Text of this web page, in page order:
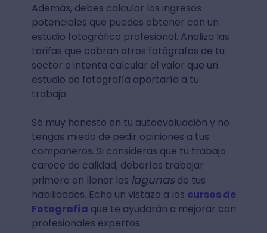
Además, debes calcular los ingresos
potenciales que puedes obtener con un
estudio fotográfico profesional. Analiza las
tarifas que cobran otros fotógrafos de tu
sector e intenta calcular el valor que un
estudio de fotografía aportaría a tu
trabajo.
Sé muy honesto en tu autoevaluación y no
tengas miedo de pedir opiniones a tus
compañeros. Si consideras que tu trabajo
carece de calidad, deberías trabajar
primero en llenar las lagunasde tus
habilidades. Echa un vistazo a los cursos de
Fotografía que te ayudarán a mejorar con
profesionales expertos.